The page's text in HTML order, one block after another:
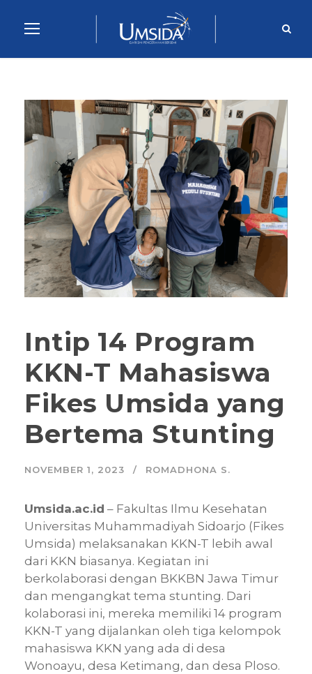
Intip 14 Program
KKN-T Mahasiswa
Fikes Umsida yang
Bertema Stunting
NOVEMBER 1, 2023 ROMADHONA S.
Umsida.ac.id – Fakultas Ilmu Kesehatan
Universitas Muhammadiyah Sidoarjo (Fikes
Umsida) melaksanakan KKN-T lebih awal
dari KKN biasanya. Kegiatan ini
berkolaborasi dengan BKKBN Jawa Timur
dan mengangkat tema stunting. Dari
kolaborasi ini, mereka memiliki 14 program
KKN-T yang dijalankan oleh tiga kelompok
mahasiswa KKN yang ada di desa
Wonoayu, desa Ketimang, dan desa Ploso.